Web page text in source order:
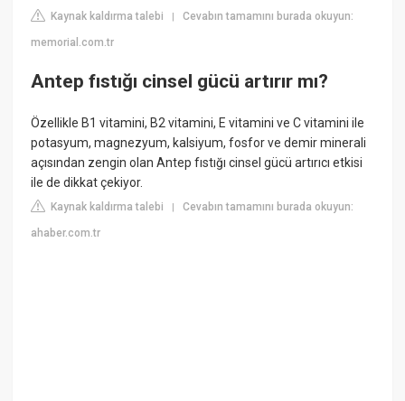
Kaynak kaldırma talebi |Cevabın tamamını burada okuyun:
memorial.com.tr
Antep fıstığı cinsel gücü artırır mı?
Özellikle B1 vitamini, B2 vitamini, E vitamini ve C vitamini ile
potasyum, magnezyum, kalsiyum, fosfor ve demir minerali
açısından zengin olan Antep fıstığı cinsel gücü artırıcı etkisi
ile de dikkat çekiyor.
Kaynak kaldırma talebi |Cevabın tamamını burada okuyun:
ahaber.com.tr